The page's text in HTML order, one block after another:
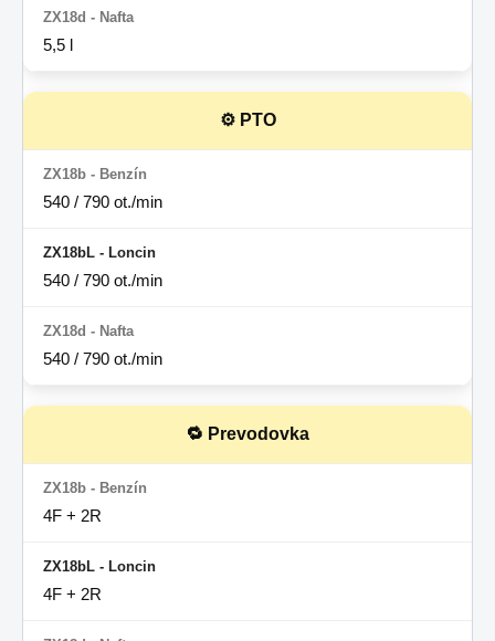
5,5 l
⚙ PTO
540 / 790 ot./min
540 / 790 ot./min
540 / 790 ot./min
🔁 Prevodovka
4F + 2R
4F + 2R